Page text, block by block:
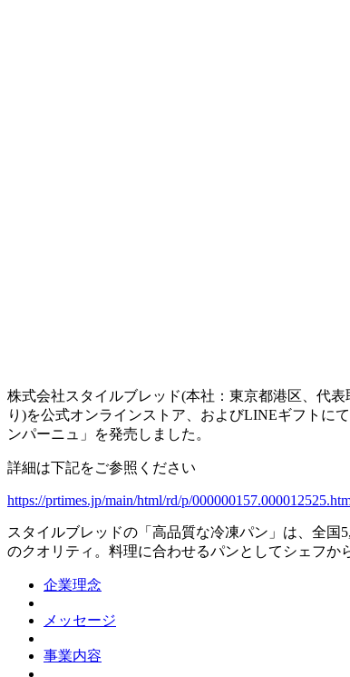
株式会社スタイルブレッド(本社：東京都港区、代
り)を公式オンラインストア、およびLINEギフトに
ンパーニュ」を発売しました。
詳細は下記をご参照ください
https://prtimes.jp/main/html/rd/p/
スタイルブレッドの「高品質な冷凍パン」は、全
のクオリティ。料理に合わせるパンとしてシェフか
企業理念
メッセージ
事業内容